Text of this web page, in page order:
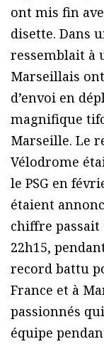
ont mis fin
disette. Dans
ressemblait à
Marseillais
d’envoi en
magnifique
Marseille. Le
Vélodrome
le PSG en
étaient
chiffre passait
22h15,
record battu
France et à
passionnés
équipe